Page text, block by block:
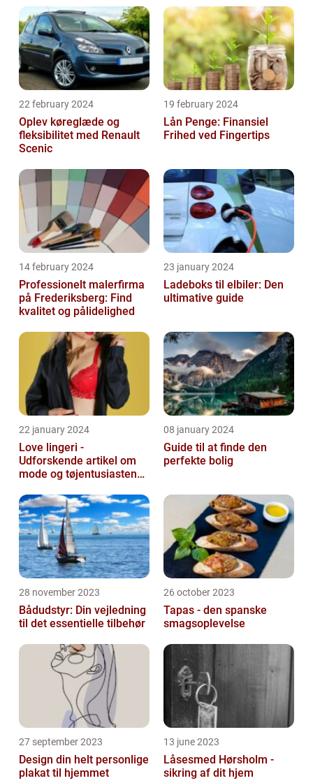
22 february 2024
Oplev køreglæde og
fleksibilitet med Renault
Scenic
19 february 2024
Lån Penge: Finansiel
Frihed ved Fingertips
14 february 2024
Professionelt malerfirma
på Frederiksberg: Find
kvalitet og pålidelighed
23 january 2024
Ladeboks til elbiler: Den
ultimative guide
22 january 2024
Love lingeri -
Udforskende artikel om
mode og tøjentusiastens
08 january 2024
Guide til at finde den
perfekte bolig
28 november 2023
Bådudstyr: Din vejledning
til det essentielle tilbehør
26 october 2023
Tapas - den spanske
smagsoplevelse
27 september 2023
Design din helt personlige
plakat til hjemmet
13 june 2023
Låsesmed Hørsholm -
sikring af dit hjem